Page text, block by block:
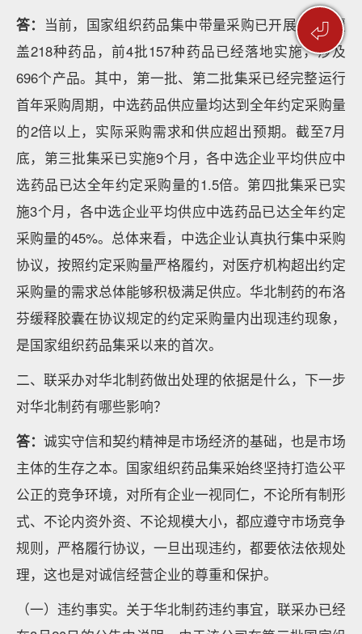
⏎
答： 当前，国家组织药品集中带量采购已开展5批，覆
盖218种药品，前4批157种药品已经落地实施，涉及
696个产品。其中，第一批、第二批集采已经完整运行
首年采购周期，中选药品供应量均达到全年约定采购量
的2倍以上，实际采购需求和供应超出预期。截至7月
底，第三批集采已实施9个月，各中选企业平均供应中
选药品已达全年约定采购量的1.5倍。第四批集采已实
施3个月，各中选企业平均供应中选药品已达全年约定
采购量的45%。总体来看，中选企业认真执行集中采购
协议，按照约定采购量严格履约，对医疗机构超出约定
采购量的需求总体能够积极满足供应。华北制药的布洛
芬缓释胶囊在协议规定的约定采购量内出现违约现象，
是国家组织药品集采以来的首次。
二、联采办对华北制药做出处理的依据是什么，下一步
对华北制药有哪些影响？
答： 诚实守信和契约精神是市场经济的基础，也是市场
主体的生存之本。国家组织药品集采始终坚持打造公平
公正的竞争环境，对所有企业一视同仁，不论所有制形
式、不论内资外资、不论规模大小，都应遵守市场竞争
规则，严格履行协议，一旦出现违约，都要依法依规处
理，这也是对诚信经营企业的尊重和保护。
（一）违约事实。关于华北制药违约事宜，联采办已经